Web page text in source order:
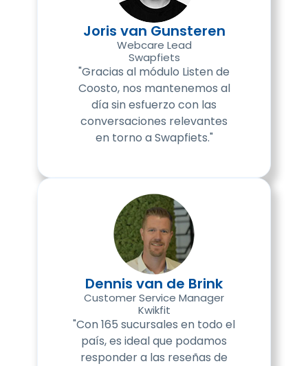
Joris van Gunsteren
Webcare Lead
Swapfiets
"Gracias al módulo Listen de
Coosto, nos mantenemos al
día sin esfuerzo con las
conversaciones relevantes
en torno a Swapfiets."
Dennis van de Brink
Customer Service Manager
Kwikfit
"Con 165 sucursales en todo el
país, es ideal que podamos
responder a las reseñas de